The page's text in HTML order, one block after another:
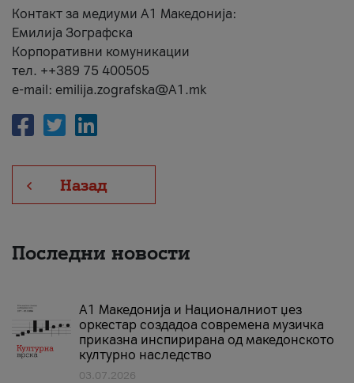
Контакт за медиуми А1 Македонија:
Емилија Зографска
Корпоративни комуникации
тел. ++389 75 400505
e-mail: emilija.zografska@A1.mk
Назад
Последни новости
А1 Македонија и Националниот џез
оркестар создадоа современа музичка
приказна инспирирана од македонското
културно наследство
03.07.2026